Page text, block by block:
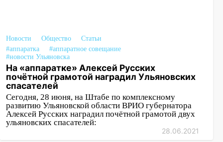
Новости Общество
Статьи
#аппаратка
#аппаратное совещание
#новости Ульяновска
На «аппаратке» Алексей Русских
почётной грамотой наградил Ульяновских
спасателей
Сегодня, 28 июня, на Штабе по комплексному
развитию Ульяновской области ВРИО губернатора
Алексей Русских наградил почётной грамотой двух
ульяновских спасателей:
28.06.2021